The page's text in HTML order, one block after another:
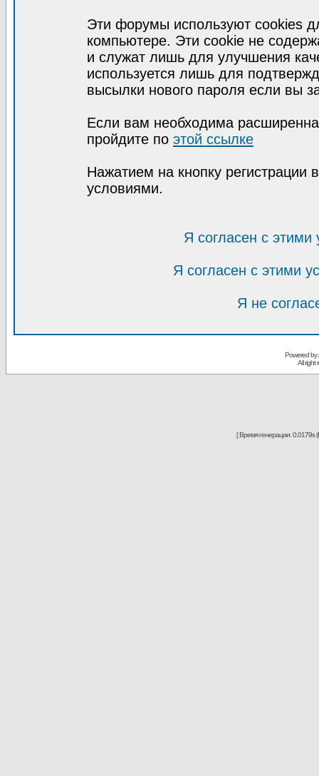
Эти форумы используют cookies
компьютере. Эти cookie не
и служат лишь для улучшения
используется лишь для
высылки нового пароля если вы
Если вам необходима
пройдите по этой ссылке
Нажатием на кнопку регистрации
условиями.
Я согласен с
Я согласен с этими
Я не
Powered
All right
[ Время генерации: 0.0179s